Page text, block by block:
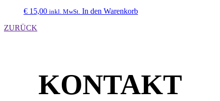
€ 15,00 inkl. MwSt. In den Warenkorb
ZURÜCK
KONTAKT